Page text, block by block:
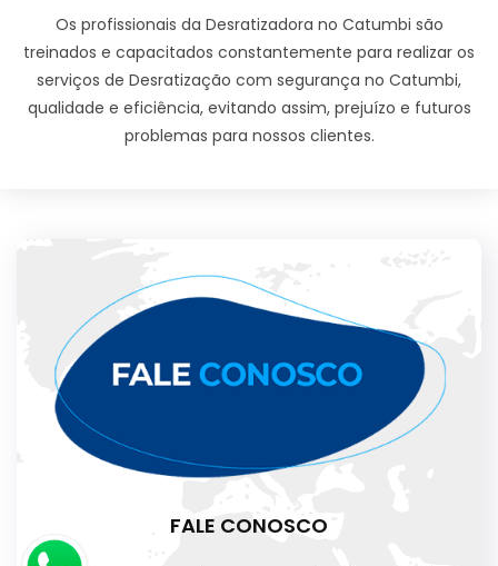
Os profissionais da Desratizadora no Catumbi são
treinados e capacitados constantemente para realizar os
serviços de Desratização com segurança no Catumbi,
qualidade e eficiência, evitando assim, prejuízo e futuros
problemas para nossos clientes.
FALE CONOSCO